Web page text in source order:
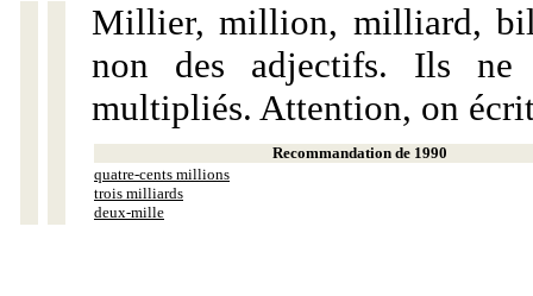
Millier, million, milliard,
non des adjectifs. Ils ne
multipliés. Attention, on
Recommandation de 1990
quatre-cents millions
trois milliards
deux-mille